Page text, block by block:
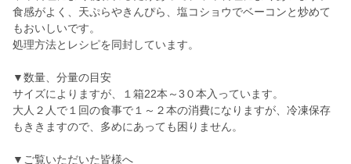
食感がよく、天ぷらやきんぴら、塩コショウでベーコンと炒めて
もおいしいです。
処理方法とレシピを同封しています。
▼数量、分量の目安
サイズによりますが、１箱22本～3０本入っています。
大人２人で１回の食事で１～２本の消費になりますが、冷凍保存
もききますので、多めにあっても困りません。
▼ご覧いただいた皆様へ